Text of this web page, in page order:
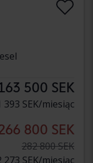
500 SEK
393 SEK/miesiąc
800 SEK
282 800 SEK
273 SEK/miesiąc